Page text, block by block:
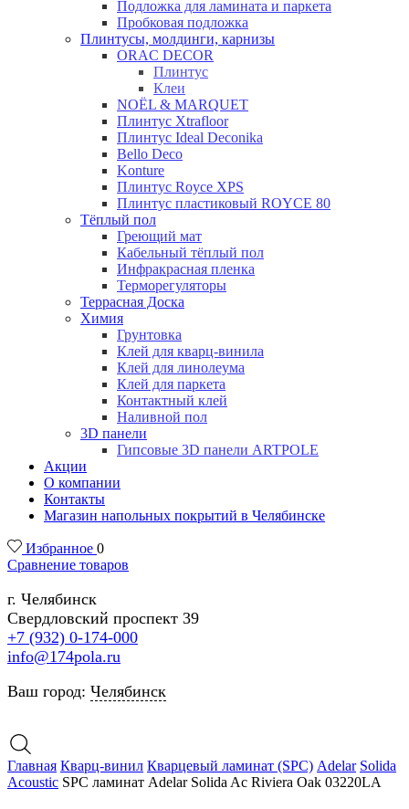
Подложка для ламината и паркета
Пробковая подложка
Плинтусы, молдинги, карнизы
ORAC DECOR
Плинтус
Клеи
NOЁL & MARQUET
Плинтус Xtrafloor
Плинтус Ideal Deconika
Bello Deco
Konture
Плинтус Royce XPS
Плинтус пластиковый ROYCE 80
Тёплый пол
Греющий мат
Кабельный тёплый пол
Инфракрасная пленка
Терморегуляторы
Террасная Доска
Химия
Грунтовка
Клей для кварц-винила
Клей для линолеума
Клей для паркета
Контактный клей
Наливной пол
3D панели
Гипсовые 3D панели ARTPOLE
Акции
О компании
Контакты
Магазин напольных покрытий в Челябинске
Избранное 0
Сравнение товаров
г. Челябинск
Свердловский проспект 39
+7 (932) 0-174-000
info@174pola.ru
Ваш город: Челябинск
Главная Кварц-винил Кварцевый ламинат (SPC) Adelar Solida
Acoustic SPC ламинат Adelar Solida Ac Riviera Oak 03220LA